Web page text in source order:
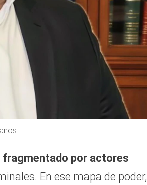
por actores
En ese mapa de poder,